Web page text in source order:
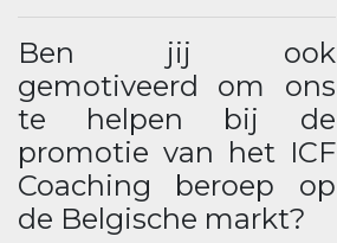
Ben jij ook
gemotiveerd om ons
te helpen bij de
promotie van het ICF
Coaching beroep op
de Belgische markt?